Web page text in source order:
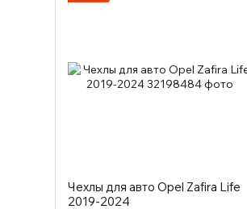
Чехлы для авто Opel Zafira Life
2019-2024